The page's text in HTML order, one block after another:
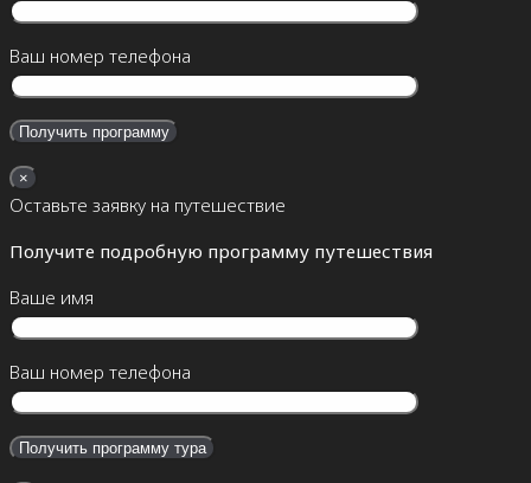
Ваш номер телефона
×
Оставьте заявку на путешествие
Получите подробную программу путешествия
Ваше имя
Ваш номер телефона